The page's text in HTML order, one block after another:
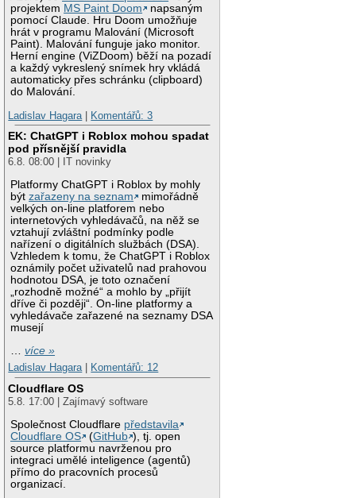
projektem MS Paint Doom
napsaným
pomocí Claude. Hru Doom umožňuje
hrát v programu Malování (Microsoft
Paint). Malování funguje jako monitor.
Herní engine (ViZDoom) běží na pozadí
a každý vykreslený snímek hry vkládá
automaticky přes schránku (clipboard)
do Malování.
Ladislav Hagara
Komentářů: 3
EK: ChatGPT i Roblox mohou spadat
pod přísnější pravidla
6.8. 08:00 | IT novinky
Platformy ChatGPT i Roblox by mohly
býtzařazeny na seznam
mimořádně
velkých on-line platforem nebo
internetových vyhledávačů, na něž se
vztahují zvláštní podmínky podle
nařízení o digitálních službách (DSA).
Vzhledem k tomu, že ChatGPT i Roblox
oznámily počet uživatelů nad prahovou
hodnotou DSA, je toto označení
„rozhodně možné“ a mohlo by „přijít
dříve či později“. On-line platformy a
vyhledávače zařazené na seznamy DSA
musejí
…více »
Ladislav Hagara| Komentářů: 12
Cloudflare OS
5.8. 17:00 | Zajímavý software
Společnost Cloudflare představila
Cloudflare OS
(GitHub ), tj. open
source platformu navrženou pro
integraci umělé inteligence (agentů)
přímo do pracovních procesů
organizací.